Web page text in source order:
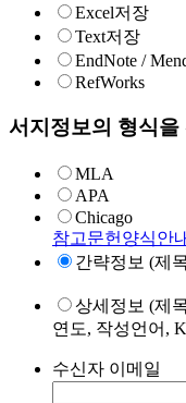
Excel저장
Text저장
EndNote /
RefWorks
서지정보의 형식을
MLA
APA
Chicago
참고문헌양식안
간략정보 (제
상세정보 (제
연도, 작성언어,
수신자 이메일